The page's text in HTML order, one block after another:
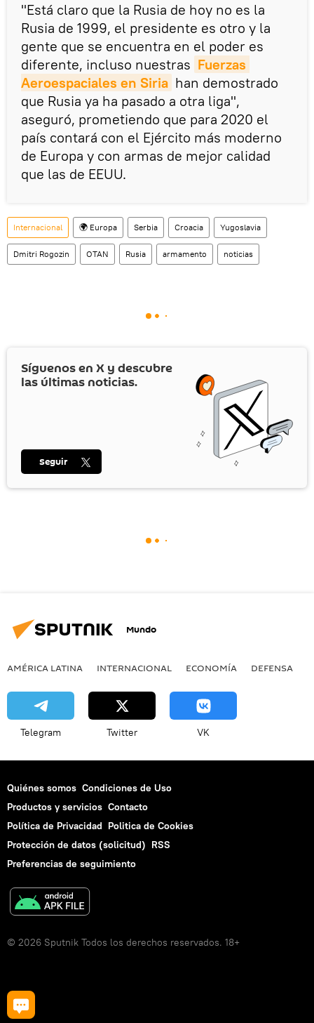
"Está claro que la Rusia de hoy no es la
Rusia de 1999, el presidente es otro y la
gente que se encuentra en el poder es
diferente, incluso nuestras Fuerzas
Aeroespaciales en Siria han demostrado
que Rusia ya ha pasado a otra liga",
aseguró, prometiendo que para 2020 el
país contará con el Ejército más moderno
de Europa y con armas de mejor calidad
que las de EEUU.
Internacional 🌍 Europa Serbia Croacia Yugoslavia
Dmitri Rogozin OTAN Rusia armamento noticias
Síguenos en X y descubre
las últimas noticias.
Seguir
Mundo
AMÉRICA LATINA INTERNACIONAL ECONOMÍA DEFENSA
Telegram Twitter VK
Quiénes somos Condiciones de Uso
Productos y servicios Contacto
Política de Privacidad Politica de Cookies
Protección de datos (solicitud) RSS
Preferencias de seguimiento
© 2026 Sputnik Todos los derechos reservados. 18+